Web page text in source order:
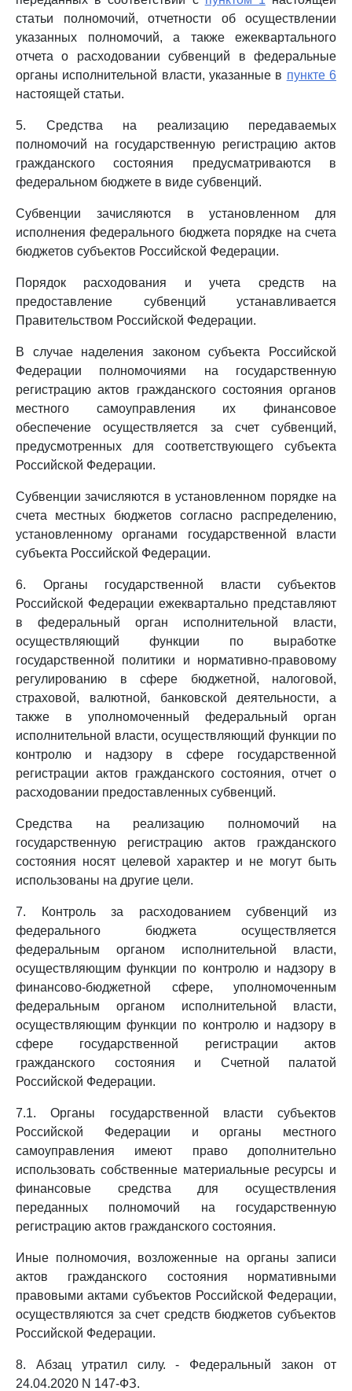
статьи полномочий, отчетности об осуществлении
указанных полномочий, а также ежеквартального
отчета о расходовании субвенций в федеральные
органы исполнительной власти, указанные в пункте 6
настоящей статьи.
5. Средства на реализацию передаваемых
полномочий на государственную регистрацию актов
гражданского состояния предусматриваются в
федеральном бюджете в виде субвенций.
Субвенции зачисляются в установленном для
исполнения федерального бюджета порядке на счета
бюджетов субъектов Российской Федерации.
Порядок расходования и учета средств на
предоставление субвенций устанавливается
Правительством Российской Федерации.
В случае наделения законом субъекта Российской
Федерации полномочиями на государственную
регистрацию актов гражданского состояния органов
местного самоуправления их финансовое
обеспечение осуществляется за счет субвенций,
предусмотренных для соответствующего субъекта
Российской Федерации.
Субвенции зачисляются в установленном порядке на
счета местных бюджетов согласно распределению,
установленному органами государственной власти
субъекта Российской Федерации.
6. Органы государственной власти субъектов
Российской Федерации ежеквартально представляют
в федеральный орган исполнительной власти,
осуществляющий функции по выработке
государственной политики и нормативно-правовому
регулированию в сфере бюджетной, налоговой,
страховой, валютной, банковской деятельности, а
также в уполномоченный федеральный орган
исполнительной власти, осуществляющий функции по
контролю и надзору в сфере государственной
регистрации актов гражданского состояния, отчет о
расходовании предоставленных субвенций.
Средства на реализацию полномочий на
государственную регистрацию актов гражданского
состояния носят целевой характер и не могут быть
использованы на другие цели.
7. Контроль за расходованием субвенций из
федерального бюджета осуществляется
федеральным органом исполнительной власти,
осуществляющим функции по контролю и надзору в
финансово-бюджетной сфере, уполномоченным
федеральным органом исполнительной власти,
осуществляющим функции по контролю и надзору в
сфере государственной регистрации актов
гражданского состояния и Счетной палатой
Российской Федерации.
7.1. Органы государственной власти субъектов
Российской Федерации и органы местного
самоуправления имеют право дополнительно
использовать собственные материальные ресурсы и
финансовые средства для осуществления
переданных полномочий на государственную
регистрацию актов гражданского состояния.
Иные полномочия, возложенные на органы записи
актов гражданского состояния нормативными
правовыми актами субъектов Российской Федерации,
осуществляются за счет средств бюджетов субъектов
Российской Федерации.
8. Абзац утратил силу. - Федеральный закон от
24.04.2020 N 147-ФЗ.